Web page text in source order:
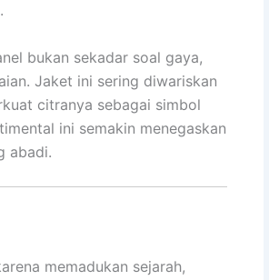
bukan sekadar soal gaya,
Jaket ini sering diwariskan
citranya sebagai simbol
ini semakin menegaskan
abadi.
memadukan sejarah,